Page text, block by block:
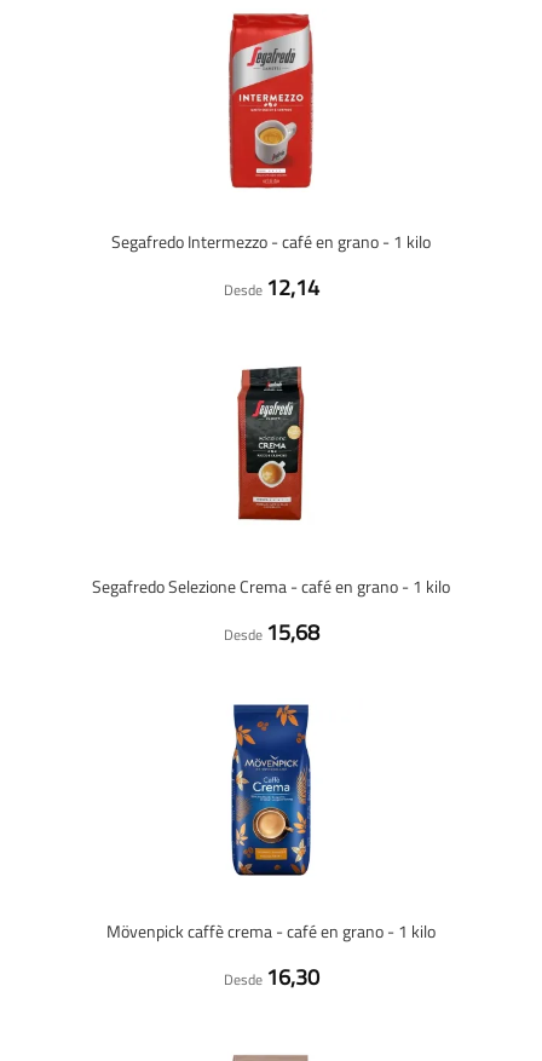
Segafredo Intermezzo - café en grano - 1 kilo
Desde 12,14
Segafredo Selezione Crema - café en grano - 1 kilo
Desde 15,68
Mövenpick caffè crema - café en grano - 1 kilo
Desde 16,30